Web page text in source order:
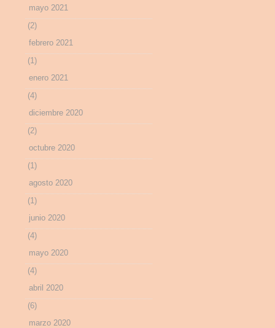
mayo 2021
(2)
febrero 2021
(1)
enero 2021
(4)
diciembre 2020
(2)
octubre 2020
(1)
agosto 2020
(1)
junio 2020
(4)
mayo 2020
(4)
abril 2020
(6)
marzo 2020